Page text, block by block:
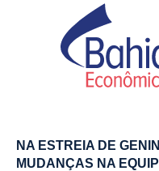
NA ESTREIA DE
MUDANÇAS NA